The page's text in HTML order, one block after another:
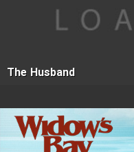
The Husband